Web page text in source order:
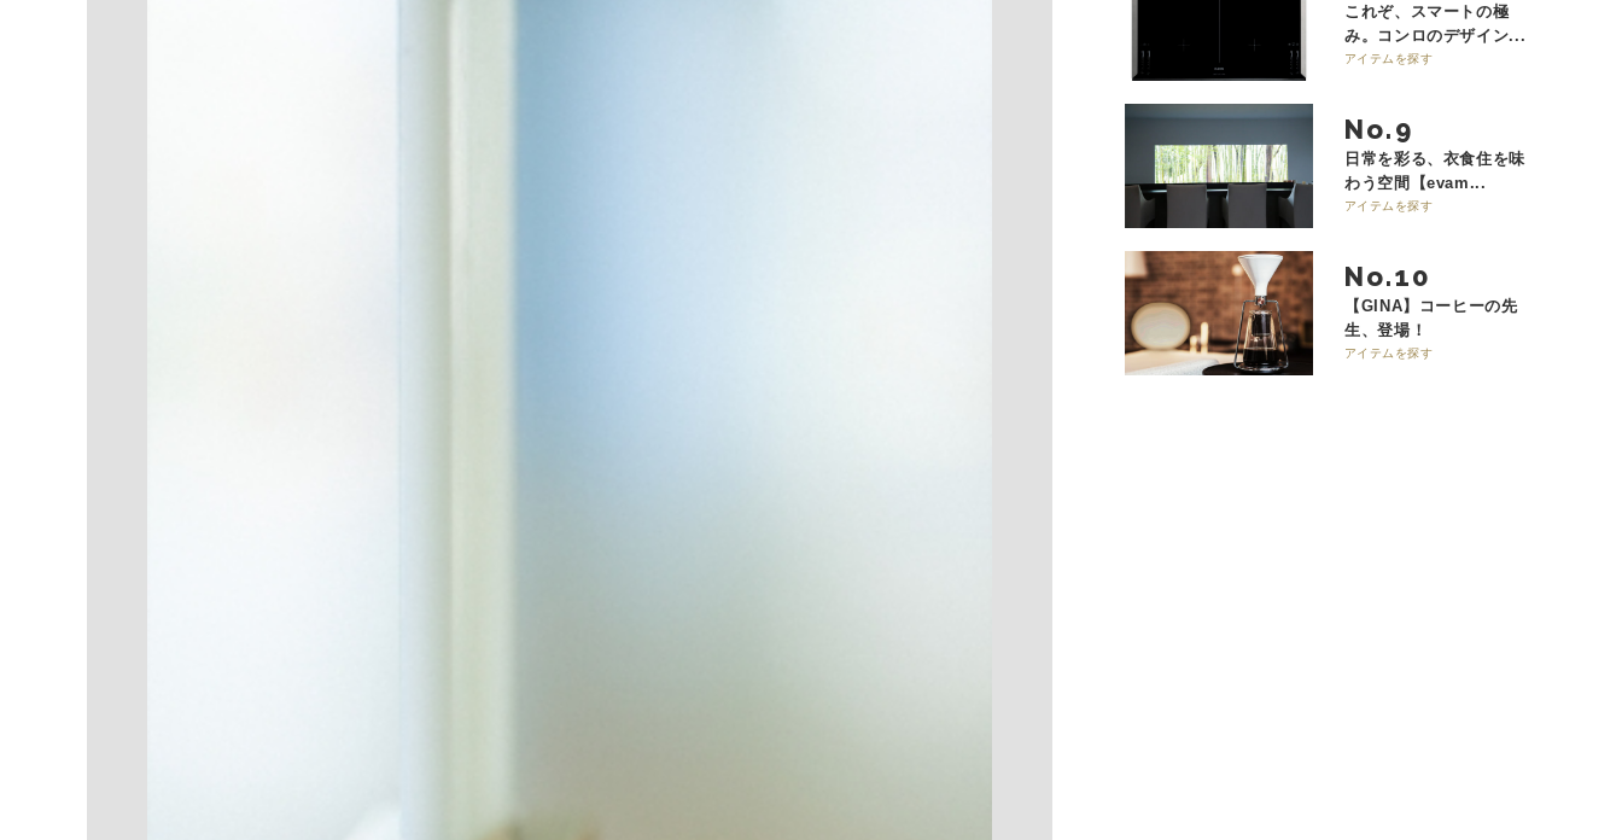
これぞ、スマートの極
み。コンロのデザイン...
アイテムを探す
No.
日常を彩る、衣食住を味
わう空間【evam...
アイテムを探す
No.
【GINA】コーヒーの先
生、登場！
アイテムを探す